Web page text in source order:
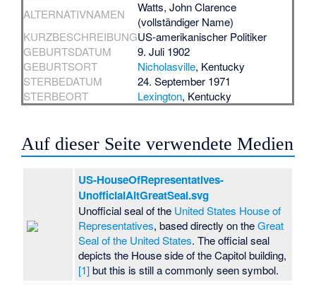
ALTERNATIVNAMEN
Watts, John Clarence
(vollständiger Name)
KURZBESCHREIBUNGUS-amerikanischer Politiker
GEBURTSDATUM
9. Juli 1902
GEBURTSORT
Nicholasville, Kentucky
STERBEDATUM
24. September 1971
STERBEORT
Lexington, Kentucky
Auf dieser Seite verwendete Medien
US-HouseOfRepresentatives-
UnofficialAltGreatSeal.svg
Unofficial seal of the United States House of
Representatives, based directly on theGreat
Seal of the United States. The official seal
depicts the House side of the Capitol building,
[1]but this is still a commonly seen symbol.